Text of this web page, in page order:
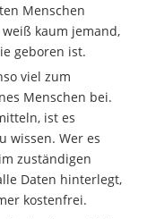
Menschen
kaum jemand,
geboren ist.
viel zum
Menschen bei.
ist es
wissen. Wer es
zuständigen
Daten hinterlegt,
kostenfrei.